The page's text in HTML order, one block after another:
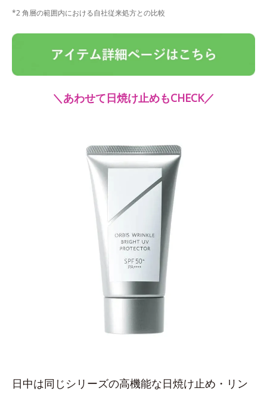
*2 角層の範囲内における自社従来処方との比較
＼あわせて日焼け止めもCHECK／
日中は同じシリーズの高機能な日焼け止め・リン